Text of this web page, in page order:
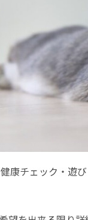
康チェック・遊